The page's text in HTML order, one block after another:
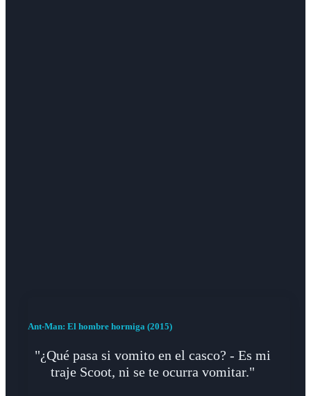
Ant-Man: El hombre hormiga (2015)
"¿Qué pasa si vomito en el casco? - Es mi
traje Scoot, ni se te ocurra vomitar."